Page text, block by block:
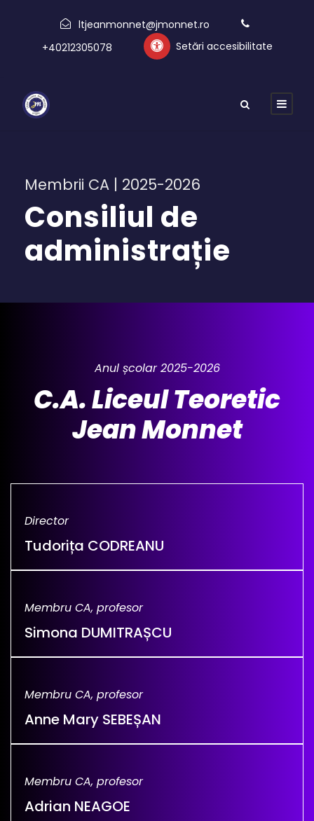
ltjeanmonnet@jmonnet.ro
+40212305078
Setări accesibilitate
Membrii CA | 2025-2026
Consiliul de
administrație
Anul școlar 2025-2026
C.A. Liceul Teoretic
Jean Monnet
Director
Tudorița CODREANU
Membru CA, profesor
Simona DUMITRAȘCU
Membru CA, profesor
Anne Mary SEBEȘAN
Membru CA, profesor
Adrian NEAGOE